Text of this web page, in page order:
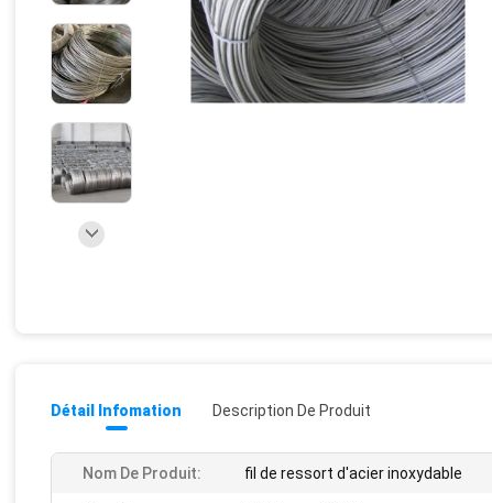
Détail Infomation Description De Produit
Nom De Produit: fil de ressort d'acier inoxydable